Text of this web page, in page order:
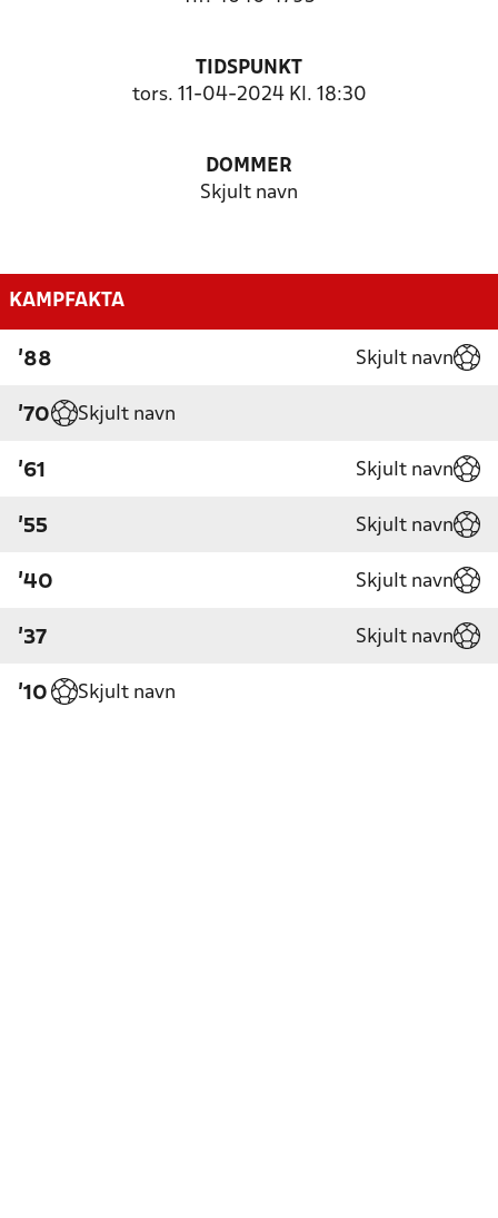
TIDSPUNKT
tors. 11-04-2024 Kl. 18:30
DOMMER
Skjult navn
KAMPFAKTA
'88 Skjult navn
'70 Skjult navn
'61 Skjult navn
'55 Skjult navn
'40 Skjult navn
'37 Skjult navn
'10 Skjult navn